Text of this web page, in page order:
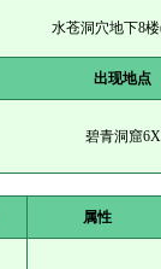
水苍洞穴地下8楼
出现地点
碧青洞窟6X
属性